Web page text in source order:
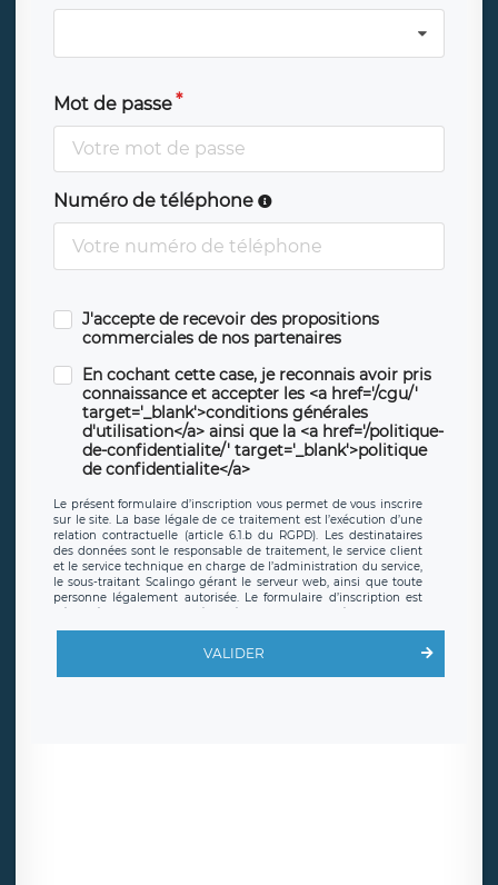
Mot de passe
Numéro de téléphone
J'accepte de recevoir des propositions
commerciales de nos partenaires
En cochant cette case, je reconnais avoir pris
connaissance et accepter les <a href='/cgu/'
target='_blank'>conditions générales
d'utilisation</a> ainsi que la <a href='/politique-
de-confidentialite/' target='_blank'>politique
de confidentialite</a>
Le présent formulaire d’inscription vous permet de vous inscrire
sur le site. La base légale de ce traitement est l’exécution d’une
relation contractuelle (article 6.1.b du RGPD). Les destinataires
des données sont le responsable de traitement, le service client
et le service technique en charge de l’administration du service,
le sous-traitant Scalingo gérant le serveur web, ainsi que toute
personne légalement autorisée. Le formulaire d’inscription est
hébergé sur un serveur hébergé par Scalingo, basé en France et
offrant desclauses de protection conformes au RGPD. Les
en sollicite la suppression, étant entendu que vous pouvez
demander la suppression de vos données et retirer votre
VALIDER